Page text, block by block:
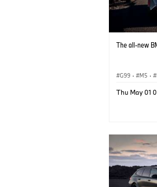
The all-new
G99 · M5 ·
Thu May 01